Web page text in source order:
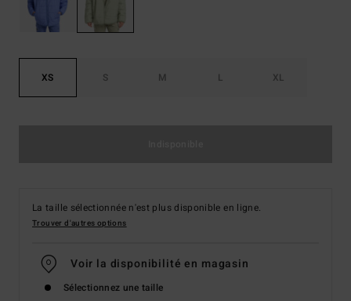
XS S M L XL
La taille sélectionnée n'est plus disponible en ligne.
Trouver d'autres options
Voir la disponibilité en magasin
Sélectionnez une taille